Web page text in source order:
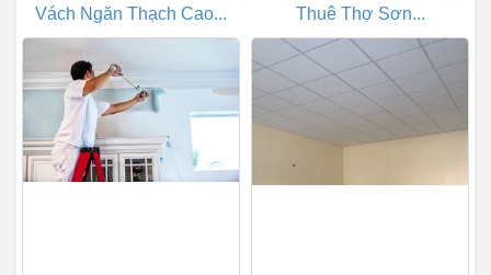
Vách Ngăn Thạch Cao...
Thuê Thợ Sơn...